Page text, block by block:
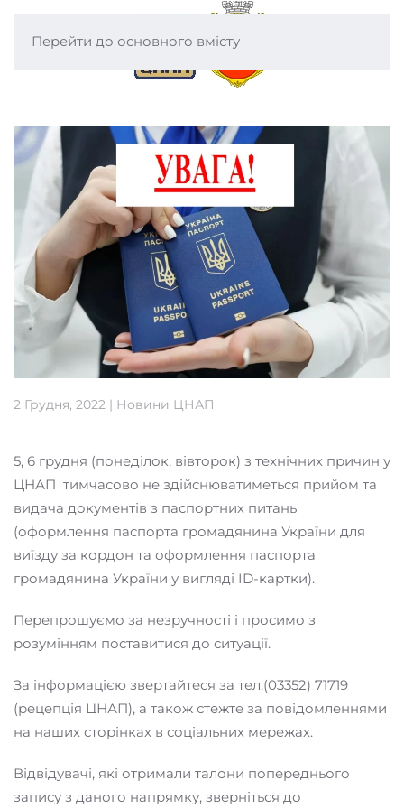
Перейти до основного вмісту
2 Грудня, 2022 | Новини ЦНАП
5, 6 грудня (понеділок, вівторок) з технічних причин у
ЦНАП тимчасово не здійснюватиметься прийом та
видача документів з паспортних питань
(оформлення паспорта громадянина України для
виїзду за кордон та оформлення паспорта
громадянина України у вигляді ID-картки).
Перепрошуємо за незручності і просимо з
розумінням поставитися до ситуації.
За інформацією звертайтеся за тел.(03352) 71719
(рецепція ЦНАП), а також стежте за повідомленнями
на наших сторінках в соціальних мережах.
Відвідувачі, які отримали талони попереднього
запису з даного напрямку, зверніться до